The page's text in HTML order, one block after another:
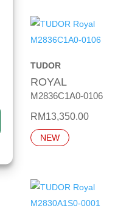
TUDOR
ROYAL
M2836C1A0-0106
RM13,350.00
NEW